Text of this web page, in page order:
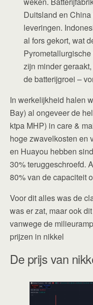
Duitsland en
leveringen.
al fors gekort, wat
zijn minder
de batterijgroei –
In werkelijkheid halen
Bay) al ongeveer de
ktpa MHP) in care &
hoge zwavelkosten en
en Huayou hebben
30% teruggeschroefd.
80% van de capaciteit
Voor dit alles was de
was er zat, maar ook
vanwege de
prijzen in nikkel
De prijs van